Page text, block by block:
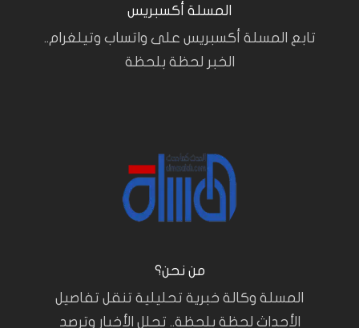
المسلة أكسبريس
تابع المسلة أكسبريس على واتساب وتيلغرام..
الخبر لحظة بلحظة
من نحن؟
المسلة وكالة خبرية تحليلية تنقل تفاصيل
الأحداث لحظة بلحظة.. تحلل الأخبار وترصد